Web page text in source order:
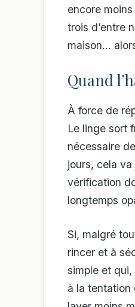
encore moins
trois d’entre
maison…
Quand
À force de
Le linge sort
nécessaire
jours, cela
vérification
longtemps
Si, malgré
rincer et à
simple et
à la tentation